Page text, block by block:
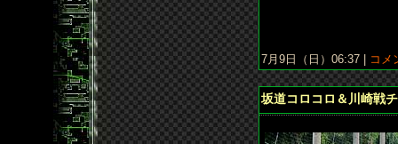
7月9日（日）06:37 | コメ
坂道コロコロ＆川崎戦